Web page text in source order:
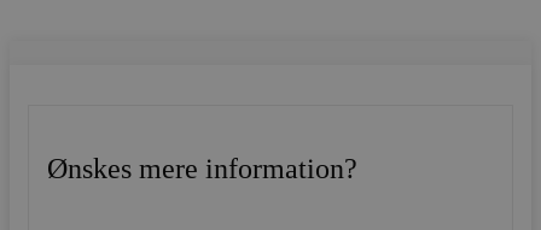
Ønskes mere information?